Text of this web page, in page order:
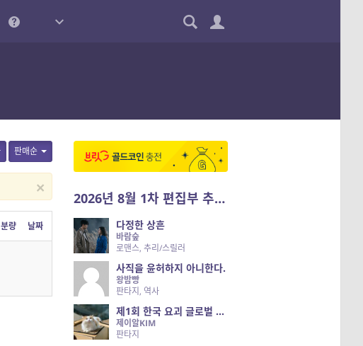
판매순
×
분량 날짜
2026년 8월 1차 편집부 추천작
다정한 상흔
바람숲
로맨스, 추리/스릴러
사직을 윤허하지 아니한다.
왕밤빵
판타지, 역사
제1회 한국 요괴 글로벌 진출 공개 오디션 시즌 2 — 나는 요괴다
제이알KIM
판타지